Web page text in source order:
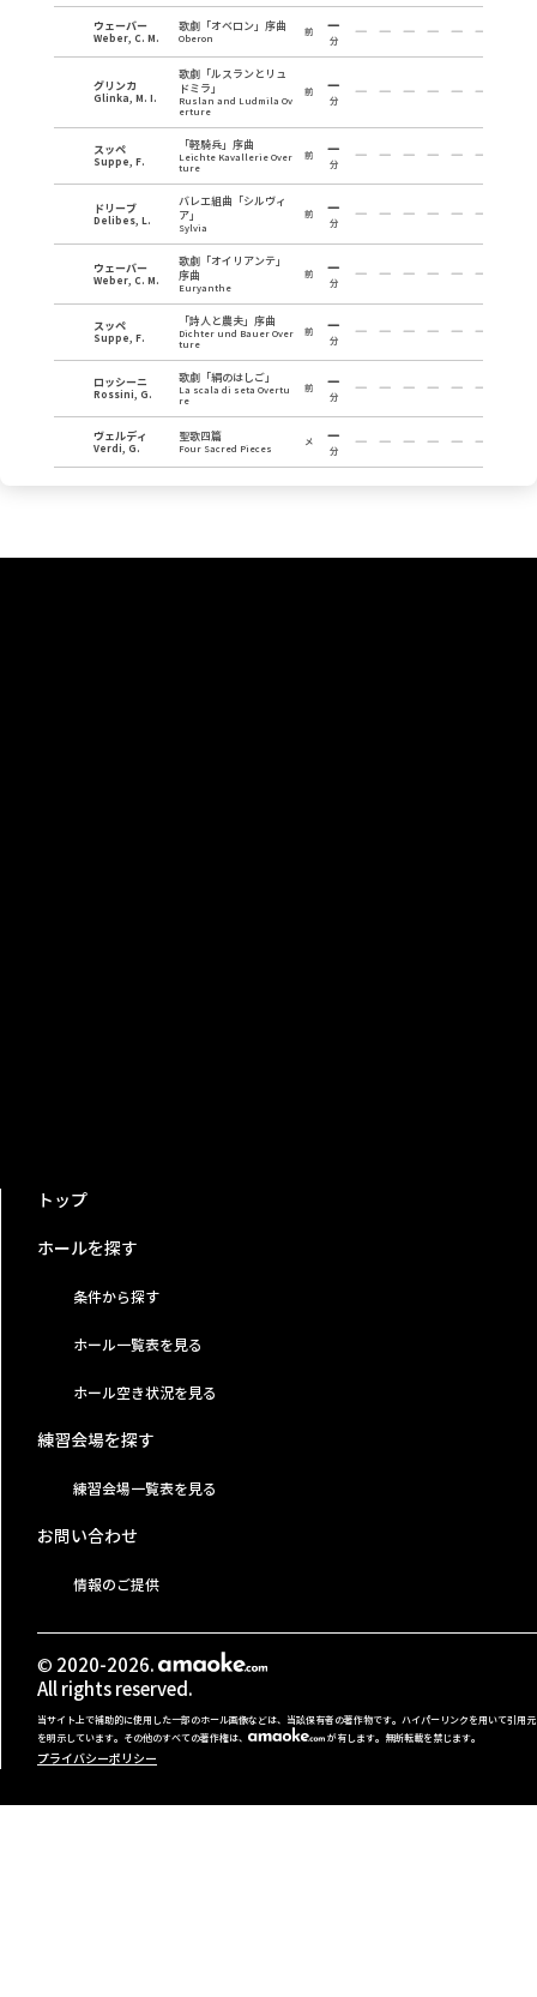
ウェーバー
Weber, C. M.
歌劇「オベロン」序曲
Oberon
前
分
グリンカ
Glinka, M. I.
歌劇「ルスランとリュ
ドミラ」
Ruslan and Ludmila Ov
erture
前
分
スッペ
Suppe, F.
「軽騎兵」序曲
Leichte Kavallerie Over
ture
前
分
ドリーブ
Delibes, L.
バレエ組曲「シルヴィ
ア」
Sylvia
前
分
ウェーバー
Weber, C. M.
歌劇「オイリアンテ」
序曲
Euryanthe
前
分
スッペ
Suppe, F.
「詩人と農夫」序曲
Dichter und Bauer Over
ture
前
分
ロッシーニ
Rossini, G.
歌劇「絹のはしご」
La scala di seta Overtu
re
前
分
ヴェルディ
Verdi, G.
聖歌四篇
Four Sacred Pieces
メ
分
トップ
ホールを探す
条件から探す
ホール一覧表を見る
ホール空き状況を見る
練習会場を探す
練習会場一覧表を見る
お問い合わせ
情報のご提供
© 2020-2026.
All rights reserved.
当サイト上で補助的に使用した一部のホール画像などは、当該保有者の著作物です。ハイパーリンクを用いて引用元
を明示しています。その他のすべての著作権は、
が有します。無断転載を禁じます。
プライバシーポリシー